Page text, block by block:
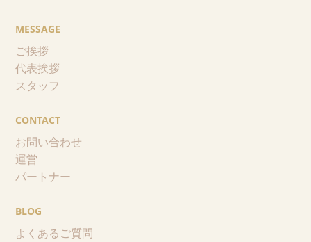
MESSAGE
ご挨拶
代表挨拶
スタッフ
CONTACT
お問い合わせ
運営
パートナー
BLOG
よくあるご質問